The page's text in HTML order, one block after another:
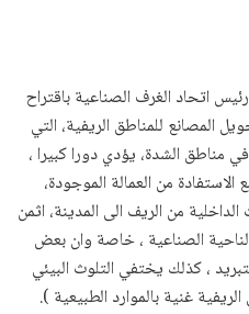
اتحاد الغرف الصناعية باقتراح
المصانع للمناطق الريفية، التي
مناطق الشدة، يؤدي دورا كبيرا ،
من العمالة الموجودة،
من الريف الى المدينة، اثمن
الناحية الصناعية ، خاصة وان بعض
، كذلك يختفي التلوث البيئي
غنية بالموارد الطبيعية ).